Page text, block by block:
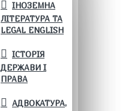
ІНОЗЕМНА
ЛІТЕРАТУРА ТА
LEGAL ENGLISH
ІСТОРІЯ
ДЕРЖАВИ І
ПРАВА
АДВОКАТУРА,